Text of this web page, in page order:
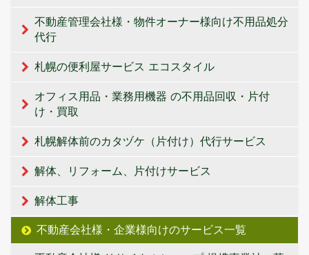
不動産管理会社様・物件オーナー様向け不用品処分
代行
札幌の便利屋サービス エコスタイル
オフィス用品・業務用機器 の不用品回収・片付
け・買取
札幌解体前のカタヅケ（片付け）代行サービス
解体、リフォーム、片付けサービス
解体工事
不動産会社様・企業様向けのサービス一覧